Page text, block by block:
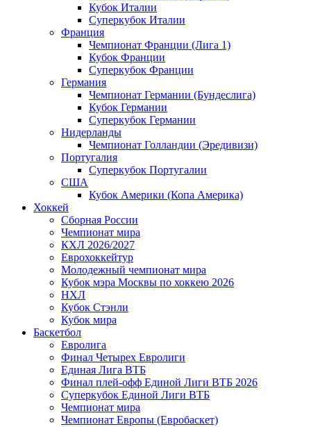
Кубок Италии
Суперкубок Италии
Франция
Чемпионат Франции (Лига 1)
Кубок Франции
Суперкубок Франции
Германия
Чемпионат Германии (Бундеслига)
Кубок Германии
Суперкубок Германии
Нидерланды
Чемпионат Голландии (Эредивизи)
Португалия
Суперкубок Португалии
США
Кубок Америки (Копа Америка)
Хоккей
Сборная России
Чемпионат мира
КХЛ 2026/2027
Еврохоккейтур
Молодежный чемпионат мира
Кубок мэра Москвы по хоккею 2026
НХЛ
Кубок Стэнли
Кубок мира
Баскетбол
Евролига
Финал Четырех Евролиги
Единая Лига ВТБ
Финал плей-офф Единой Лиги ВТБ 2026
Суперкубок Единой Лиги ВТБ
Чемпионат мира
Чемпионат Европы (Евробаскет)